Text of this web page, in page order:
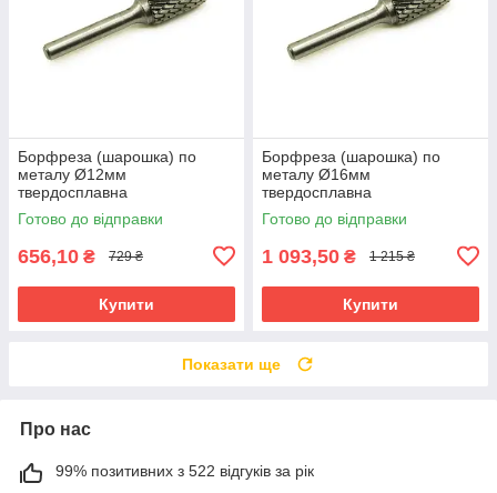
Борфреза (шарошка) по
металу Ø12мм
твердосплавна
сфероциліндрична форма C
Готово до відправки
656,10 ₴ 729 ₴
Купити
Борфреза (шарошка) по
металу Ø16мм
твердосплавна
сфероциліндрична форма C
Готово до відправки
1 093,50 ₴ 1 215 ₴
Купити
Показати ще
Про нас
99% позитивних з 522 відгуків за рік